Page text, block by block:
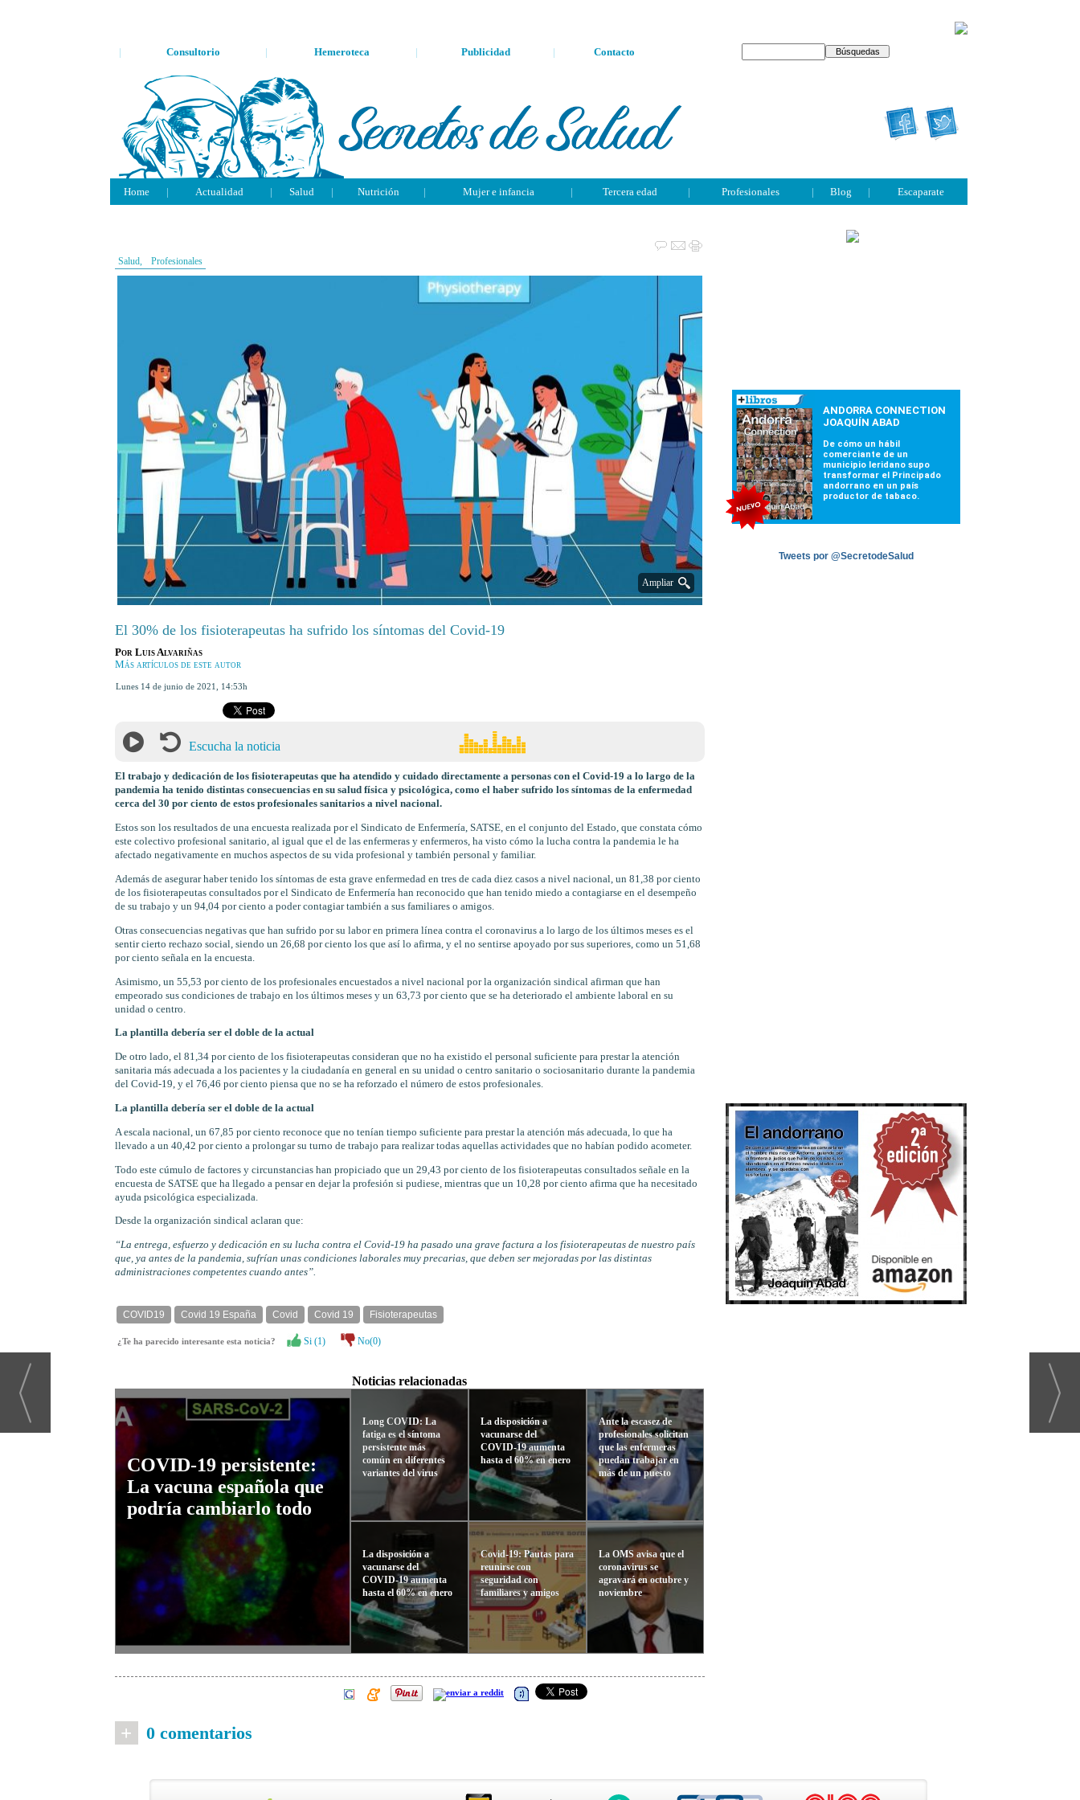
| Consultorio | Hemeroteca | Publicidad | Contacto
Home | Actualidad | Salud | Nutrición | Mujer e infancia | Tercera edad | Profesionales | Blog | Escaparate
Salud, Profesionales
Ampliar
El 30% de los fisioterapeutas ha sufrido los síntomas del Covid-19
Por Luis Alvariñas
Más artículos de este autor
lunes 14 de junio de 2021 14:53h
Escucha la noticia
El trabajo y dedicación de los fisioterapeutas que ha atendido y cuidado directamente a personas con el Covid-19 a lo largo de la
pandemia ha tenido distintas consecuencias en su salud física y psicológica, como el haber sufrido los síntomas de la enfermedad
cerca del 30 por ciento de estos profesionales sanitarios a nivel nacional.
Estos son los resultados de una encuesta realizada por el Sindicato de Enfermería, SATSE, en el conjunto del Estado, que constata cómo
este colectivo profesional sanitario, al igual que el de las enfermeras y enfermeros, ha visto cómo la lucha contra la pandemia le ha
afectado negativamente en muchos aspectos de su vida profesional y también personal y familiar.
Además de asegurar haber tenido los síntomas de esta grave enfermedad en tres de cada diez casos a nivel nacional, un 81,38 por ciento
de los fisioterapeutas consultados por el Sindicato de Enfermería han reconocido que han tenido miedo a contagiarse en el desempeño
de su trabajo y un 94,04 por ciento a poder contagiar también a sus familiares o amigos.
Otras consecuencias negativas que han sufrido por su labor en primera línea contra el coronavirus a lo largo de los últimos meses es el
sentir cierto rechazo social, siendo un 26,68 por ciento los que así lo afirma, y el no sentirse apoyado por sus superiores, como un 51,68
por ciento señala en la encuesta.
Asimismo, un 55,53 por ciento de los profesionales encuestados a nivel nacional por la organización sindical afirman que han
empeorado sus condiciones de trabajo en los últimos meses y un 63,73 por ciento que se ha deteriorado el ambiente laboral en su
unidad o centro.
La plantilla debería ser el doble de la actual
De otro lado, el 81,34 por ciento de los fisioterapeutas consideran que no ha existido el personal suficiente para prestar la atención
sanitaria más adecuada a los pacientes y la ciudadanía en general en su unidad o centro sanitario o sociosanitario durante la pandemia
del Covid-19, y el 76,46 por ciento piensa que no se ha reforzado el número de estos profesionales.
La plantilla debería ser el doble de la actual
A escala nacional, un 67,85 por ciento reconoce que no tenían tiempo suficiente para prestar la atención más adecuada, lo que ha
llevado a un 40,42 por ciento a prolongar su turno de trabajo para realizar todas aquellas actividades que no habían podido acometer.
Todo este cúmulo de factores y circunstancias han propiciado que un 29,43 por ciento de los fisioterapeutas consultados señale en la
encuesta de SATSE que ha llegado a pensar en dejar la profesión si pudiese, mientras que un 10,28 por ciento afirma que ha necesitado
ayuda psicológica especializada.
Desde la organización sindical aclaran que:
“La entrega, esfuerzo y dedicación en su lucha contra el Covid-19 ha pasado una grave factura a los fisioterapeutas de nuestro país
que, ya antes de la pandemia, sufrían unas condiciones laborales muy precarias, que deben ser mejoradas por las distintas
administraciones competentes cuando antes”.
COVID19 Covid 19 España Covid Covid 19 Fisioterapeutas
¿Te ha parecido interesante esta noticia? Si (1) No(0)
Noticias relacionadas
COVID-19 persistente:
La vacuna española que
podría cambiarlo todo
Long COVID: La
fatiga es el síntoma
persistente más
común en diferentes
variantes del virus
La disposición a
vacunarse del
COVID-19 aumenta
hasta el 60% en enero
La disposición a
vacunarse del
COVID-19 aumenta
hasta el 60% en enero
Covid-19: Pautas para
reunirse con
seguridad con
familiares y amigos
Ante la escasez de
profesionales solicitan
que las enfermeras
puedan trabajar en
más de un puesto
La OMS avisa que el
coronavirus se
agravará en octubre y
noviembre
+ 0 comentarios
Tweets por @SecretodeSalud